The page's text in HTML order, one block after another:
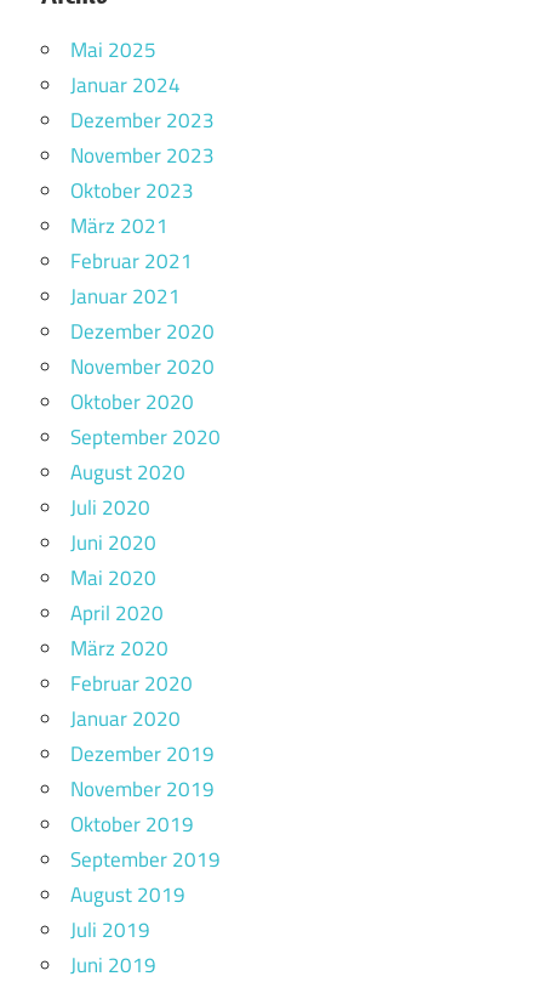
Mai 2025
Januar 2024
Dezember 2023
November 2023
Oktober 2023
März 2021
Februar 2021
Januar 2021
Dezember 2020
November 2020
Oktober 2020
September 2020
August 2020
Juli 2020
Juni 2020
Mai 2020
April 2020
März 2020
Februar 2020
Januar 2020
Dezember 2019
November 2019
Oktober 2019
September 2019
August 2019
Juli 2019
Juni 2019